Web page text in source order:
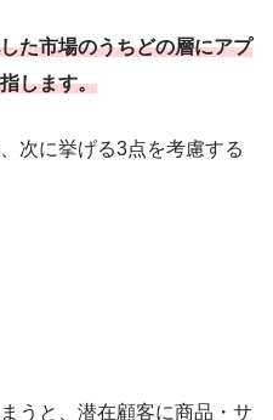
た市場のうちどの層にアプ
します。
次に挙げる3点を考慮する
うと、潜在顧客に商品・サ